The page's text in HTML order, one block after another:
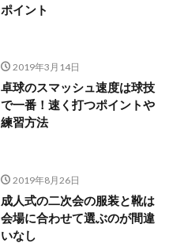
ポイント
2019年3月14日
卓球のスマッシュ速度は球技
で一番！速く打つポイントや
練習方法
2019年8月26日
成人式の二次会の服装と靴は
会場に合わせて選ぶのが間違
いなし